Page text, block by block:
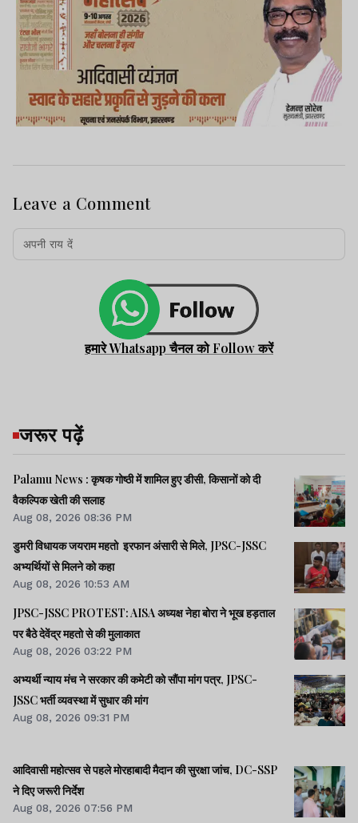
Leave a Comment
हमारे Whatsapp चैनल को Follow करें
जरूर पढ़ें
Palamu News : कृषक गोष्ठी में शामिल हुए डीसी, किसानों को दी
वैकल्पिक खेती की सलाह
Aug 08, 2026 08:36 PM
डुमरी विधायक जयराम महतो इरफान अंसारी से मिले, JPSC-JSSC
अभ्यर्थियों से मिलने को कहा
Aug 08, 2026 10:53 AM
JPSC-JSSC PROTEST: AISA अध्यक्ष नेहा बोरा ने भूख हड़ताल
पर बैठे देवेंद्र महतो से की मुलाकात
Aug 08, 2026 03:22 PM
अभ्यर्थी न्याय मंच ने सरकार की कमेटी को सौंपा मांग पत्र, JPSC-
JSSC भर्ती व्यवस्था में सुधार की मांग
Aug 08, 2026 09:31 PM
आदिवासी महोत्सव से पहले मोरहाबादी मैदान की सुरक्षा जांच, DC-SSP
ने दिए जरूरी निर्देश
Aug 08, 2026 07:56 PM